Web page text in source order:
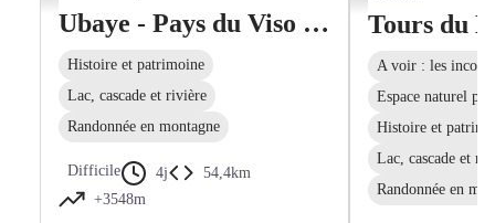
Ubaye - Pays du Viso en 4 jours (GRP®) : Tour de Sautron
Histoire et patrimoine
Lac, cascade et rivière
Randonnée en montagne
Difficile 4j
54,4km
+3548m
A voir : les
Espace naturel
Histoire et
Lac, cascade et
Randonnée en